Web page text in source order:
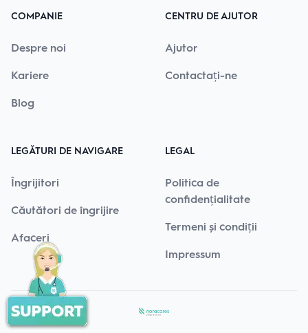
COMPANIE
Despre noi
Kariere
Blog
CENTRU DE AJUTOR
Ajutor
Contactați-ne
LEGĂTURI DE NAVIGARE
Îngrijitori
Căutători de îngrijire
Afaceri
LEGAL
Politica de
confidențialitate
Termeni și condiții
Impressum